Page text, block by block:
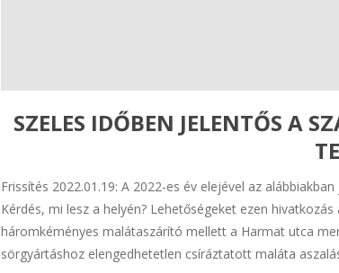
SZELES IDŐBEN JELENTŐS A
Frissítés 2022.01.19: A 2022-es év elejével az
Kérdés, mi lesz a helyén? Lehetőségeket ezen
háromkéményes malátaszárító mellett a Harmat utca
sörgyártáshoz elengedhetetlen csíráztatott maláta